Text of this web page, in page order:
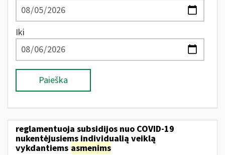
Iki
Paieška
reglamentuoja subsidijos nuo COVID-19
nukentėjusiems individualią veiklą
vykdantiems asmenims